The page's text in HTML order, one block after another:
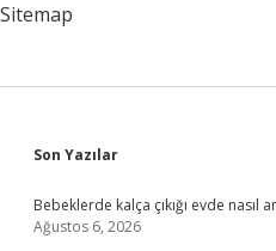
Sitemap
Sidebar
Son Yazılar
Bebeklerde kalça çıkığı evde nasıl
Ağustos 6, 2026